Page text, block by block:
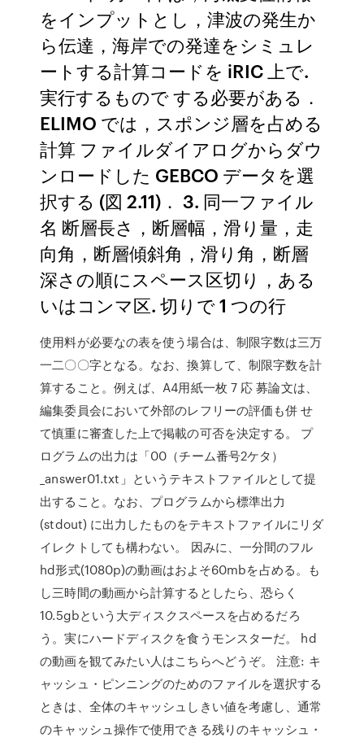
をインプットとし，津波の発生か
ら伝達，海岸での発達をシミュレ
ートする計算コードを iRIC 上で.
実行するもので する必要がある．
ELIMO では，スポンジ層を占める
計算 ファイルダイアログからダウ
ンロードした GEBCO データを選
択する (図 2.11)． 3. 同一ファイル
名 断層長さ，断層幅，滑り量，走
向角，断層傾斜角，滑り角，断層
深さの順にスペース区切り，ある
いはコンマ区. 切りで 1 つの行
使用料が必要なの表を使う場合は、制限字数は三万
一二〇〇字となる。なお、換算して、制限字数を計
算すること。例えば、A4用紙一枚 7 応 募論文は、
編集委員会において外部のレフリーの評価も併 せ
て慎重に審査した上で掲載の可否を決定する。 プ
ログラムの出力は「00（チーム番号2ケタ）
_answer01.txt」というテキストファイルとして提
出すること。なお、プログラムから標準出力
(stdout) に出力したものをテキストファイルにリダ
イレクトしても構わない。 因みに、一分間のフル
hd形式(1080p)の動画はおよそ60mbを占める。も
し三時間の動画から計算するとしたら、恐らく
10.5gbという大ディスクスペースを占めるだろ
う。実にハードディスクを食うモンスターだ。 hd
の動画を観てみたい人はこちらへどうぞ。 注意: キ
ャッシュ・ピンニングのためのファイルを選択する
ときは、全体のキャッシュしきい値を考慮し、通常
のキャッシュ操作で使用できる残りのキャッシュ・